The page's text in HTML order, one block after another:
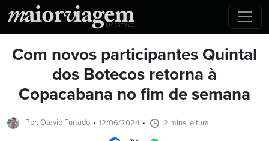
Com novos participantes Quintal
dos Botecos retorna à
Copacabana no fim de semana
Por: Otavio Furtado 12/06/2024 2 mins leitura